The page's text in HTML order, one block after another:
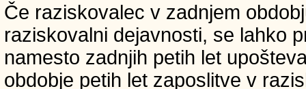
Če raziskovalec v zadnjem
raziskovalni dejavnosti, se lahko
namesto zadnjih petih let
obdobje petih let zaposlitve v